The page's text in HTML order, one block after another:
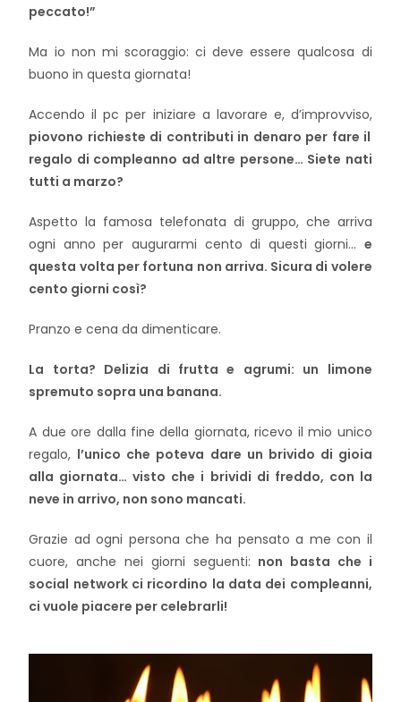
peccato!”
Ma io non mi scoraggio: ci deve essere qualcosa di
buono in questa giornata!
Accendo il pc per iniziare a lavorare e, d’improvviso,
piovono richieste di contributi in denaro per fare il
regalo di compleanno ad altre persone… Siete nati
tutti a marzo?
Aspetto la famosa telefonata di gruppo, che arriva
ogni anno per augurarmi cento di questi giorni… e
questa volta per fortuna non arriva. Sicura di volere
cento giorni così?
Pranzo e cena da dimenticare.
La torta? Delizia di frutta e agrumi: un limone
spremuto sopra una banana.
A due ore dalla fine della giornata, ricevo il mio unico
regalo, l’unico che poteva dare un brivido di gioia
alla giornata… visto che i brividi di freddo, con la
neve in arrivo, non sono mancati.
Grazie ad ogni persona che ha pensato a me con il
cuore, anche nei giorni seguenti: non basta che i
social network ci ricordino la data dei compleanni,
ci vuole piacere per celebrarli!